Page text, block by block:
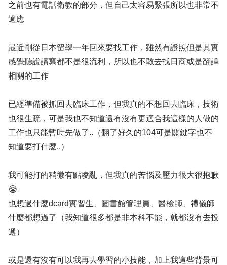
之前也有電話衛教的部分，但自己太容易緊張所以也非常不
適應
最近剛從日本留學一年回來要找工作，雖然有證照但是其實
感覺聽說讀寫都不是很流利，所以也不敢去找日商或是翻譯
相關的工作
已經準備被抓回去臨床工作，但我真的不想回去臨床，技術
也很生疏，可是我也不知道還有沒有更適合我這樣的人做的
工作也只能暫時先做了..（翻了好久的104可是關鍵字也不
知道要打什麼..）
我可能打的稍微有點凌亂，但我真的苦惱及壓力很大很抱歉
😭
也想過什麼dcard實習生、圖書館管理員、醫檢師、禮儀師
什麼都想過了（我知道很多都是非本科不能，就都沒有去投
遞）
或是還有沒有可以我再去學習的小技能，加上我這些背景可